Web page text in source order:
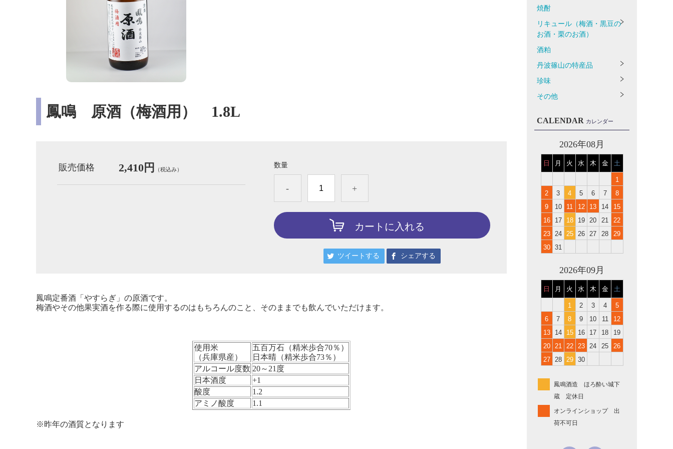
鳳鳴 原酒（梅酒用） 1.8L
販売価格 2,410円 （税込み）
数量
- +
カートに入れる
ツイートする シェアする
鳳鳴定番酒「やすらぎ」の原酒です。
梅酒やその他果実酒を作る際に使用するのはもちろんのこと、そのままでも飲んでいただけます。
使用米
（兵庫県産）
五百万石（精米歩合70％）
日本晴（精米歩合73％）
アルコール度数 20～21度
日本酒度
+1
酸度
1.2
アミノ酸度
1.1
※昨年の酒質となります
焼酎
リキュール（梅酒・黒豆の
お酒・栗のお酒）
酒粕
丹波篠山の特産品
珍味
その他
CALENDAR カレンダー
2026年08月
日 月 火 水 木 金 土
1
2
3 4 5 6 7
8
9
10 11 12 13 14
15
16
17 18 19 20 21
22
23
24 25 26 27 28
29
30
31
2026年09月
日 月 火 水 木 金 土
1 2 3 4
5
6
7 8 9 10 11
12
13
14 15 16 17 18
19
20
21 22 23 24 25
26
27
28 29 30
鳳鳴酒造 ほろ酔い城下
蔵 定休日
オンラインショップ 出
荷不可日